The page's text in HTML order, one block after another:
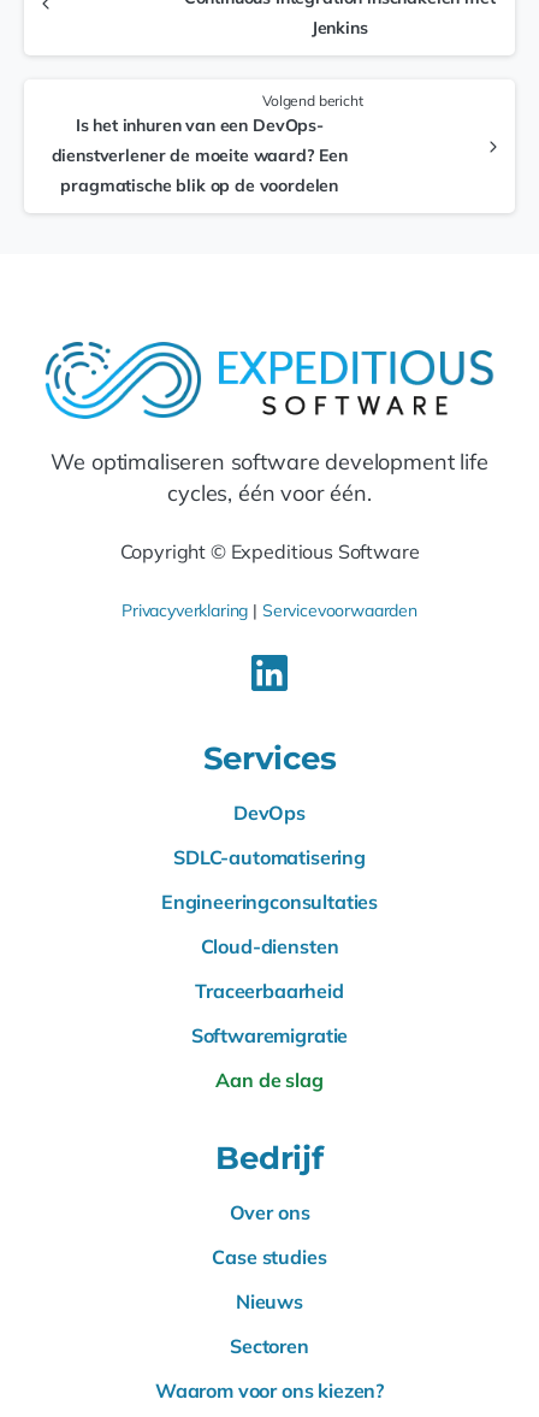
Jenkins
Volgend bericht
Is het inhuren van een DevOps-
dienstverlener de moeite waard? Een
pragmatische blik op de voordelen
We optimaliseren software development life
cycles, één voor één.
Copyright © Expeditious Software
Privacyverklaring | Servicevoorwaarden
Services
DevOps
SDLC-automatisering
Engineeringconsultaties
Cloud-diensten
Traceerbaarheid
Softwaremigratie
Aan de slag
Bedrijf
Over ons
Case studies
Nieuws
Sectoren
Waarom voor ons kiezen?